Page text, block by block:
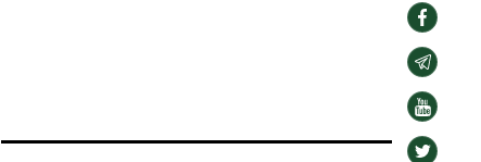
social-
links
social-
links
social-
links
social-